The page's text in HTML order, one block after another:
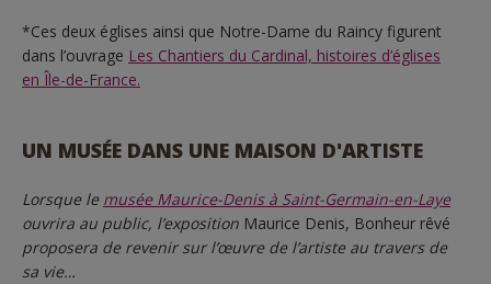
*Ces deux églises ainsi que Notre-Dame du Raincy figurent
dans l’ouvrage Les Chantiers du Cardinal, histoires d’églises
en Île-de-France.
UN MUSÉE DANS UNE MAISON D'ARTISTE
Lorsque le musée Maurice-Denis à Saint-Germain-en-Laye
ouvrira au public, l’exposition Maurice Denis, Bonheur rêvé
proposera de revenir sur l’œuvre de l’artiste au travers de
sa vie…